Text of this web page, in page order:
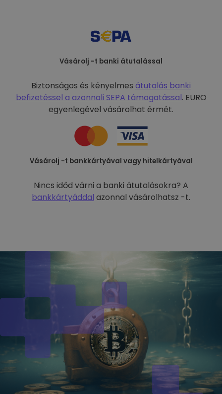
Vásárolj -t banki átutalással
Biztonságos és kényelmes átutalás banki
befizetéssel a azonnali SEPA támogatással. EURO
egyenlegével vásárolhat érmét.
Vásárolj -t bankkártyával vagy hitelkártyával
Nincs időd várni a banki átutalásokra? A
bankkártyáddal azonnal vásárolhatsz -t.